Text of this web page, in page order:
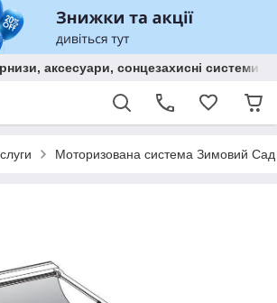
аксесуари, сонцезахисні
Моторизована система Зимовий Сад